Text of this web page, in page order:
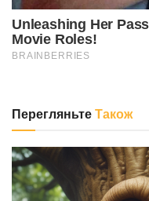
ПерегляньтеТакож